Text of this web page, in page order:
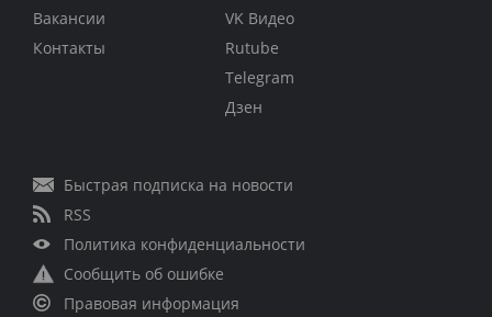
Вакансии
Контакты
VK Видео
Rutube
Telegram
Дзен
Быстрая подписка на новости
RSS
Политика конфиденциальности
Сообщить об ошибке
Правовая информация